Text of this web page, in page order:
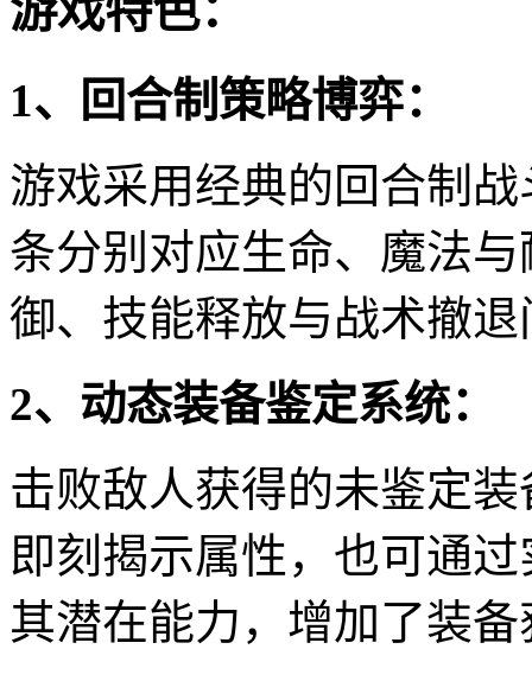
游戏特色：
1、回合制策略博弈：
游戏采用经典的回合制
条分别对应生命、魔法
御、技能释放与战术撤
2、动态装备鉴定系统：
击败敌人获得的未鉴定
即刻揭示属性，也可通
其潜在能力，增加了装